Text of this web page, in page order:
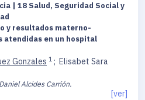
| 18 Salud, Seguridad Social y
y resultados materno-
atendidas en un hospital
Gonzales 1 ; Elisabet Sara
Alcides Carrión.
[ver]